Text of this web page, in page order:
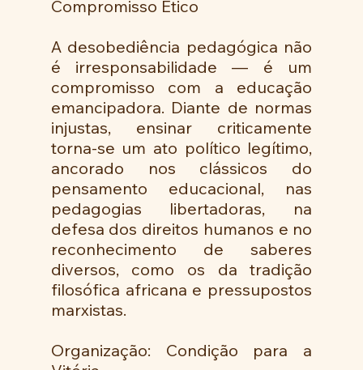
Compromisso Ético
A desobediência pedagógica não
é irresponsabilidade — é um
compromisso com a educação
emancipadora. Diante de normas
injustas, ensinar criticamente
torna-se um ato político legítimo,
ancorado nos clássicos do
pensamento educacional, nas
pedagogias libertadoras, na
defesa dos direitos humanos e no
reconhecimento de saberes
diversos, como os da tradição
filosófica africana e pressupostos
marxistas.
Organização: Condição para a